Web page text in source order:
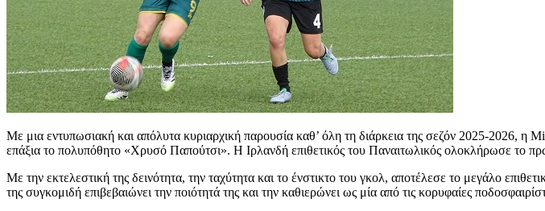
Με μια εντυπωσιακή και απόλυτα κυριαρχική παρουσία καθ’ όλη τη διάρκεια της σεζόν 2025-2026, η
επάξια το πολυπόθητο «Χρυσό Παπούτσι». Η Ιρλανδή επιθετικός του Παναιτωλικός ολοκλήρωσε το
Με την εκτελεστική της δεινότητα, την ταχύτητα και το ένστικτο του γκολ, αποτέλεσε το μεγάλο
της συγκομιδή επιβεβαιώνει την ποιότητά της και την καθιερώνει ως μία από τις κορυφαίες